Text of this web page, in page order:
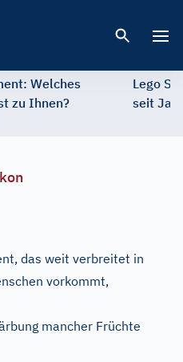
Welches
zu Ihnen?
Lego
seit
das weit verbreitet in
vorkommt,
mancher Früchte